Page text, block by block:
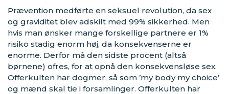
Prævention medførte en seksuel revolution, da sex
og graviditet blev adskilt med 99% sikkerhed. Men
hvis man ønsker mange forskellige partnere er 1%
risiko stadig enorm høj, da konsekvenserne er
enorme. Derfor må den sidste procent (altså
børnene) ofres, for at opnå den konsekvensløse sex.
Offerkulten har dogmer, så som ’my body my choice’
og mænd skal tie i forsamlinger. Offerkulten har